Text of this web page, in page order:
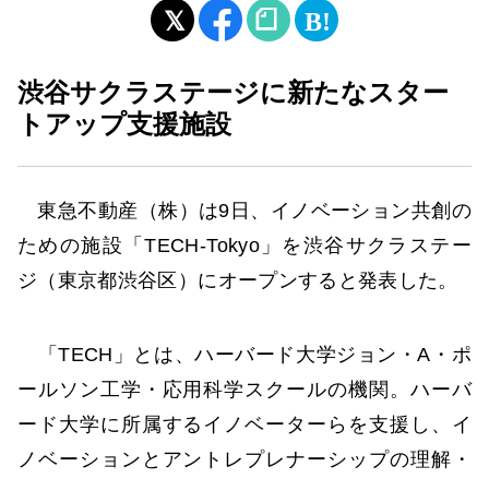
渋谷サクラステージに新たなスター
トアップ支援施設
東急不動産（株）は9日、イノベーション共創の
ための施設「TECH-Tokyo」を渋谷サクラステー
ジ（東京都渋谷区）にオープンすると発表した。
「TECH」とは、ハーバード大学ジョン・A・ポ
ールソン工学・応用科学スクールの機関。ハーバ
ード大学に所属するイノベーターらを支援し、イ
ノベーションとアントレプレナーシップの理解・